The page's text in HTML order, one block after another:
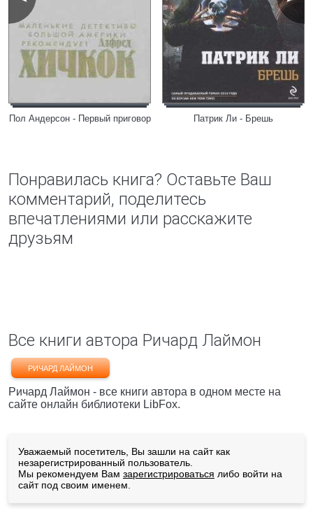
Пол Андерсон - Первый приговор Патрик Ли - Брешь
Понравилась книга? Оставьте Ваш
комментарий, поделитесь
впечатлениями или расскажите
друзьям
Все книги автора Ричард Лаймон
РИЧАРД ЛАЙМОН
Ричард Лаймон - все книги автора в одном месте на
сайте онлайн библиотеки LibFox.
Уважаемый посетитель, Вы зашли на сайт как
незарегистрированный пользователь.
Мы рекомендуем Вам зарегистрироваться либо войти на
сайт под своим именем.